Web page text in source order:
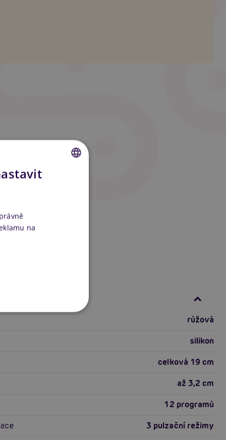
růžová
silikon
celková 19 cm
až 3,2 cm
12 programů
3 pulzační režimy
na